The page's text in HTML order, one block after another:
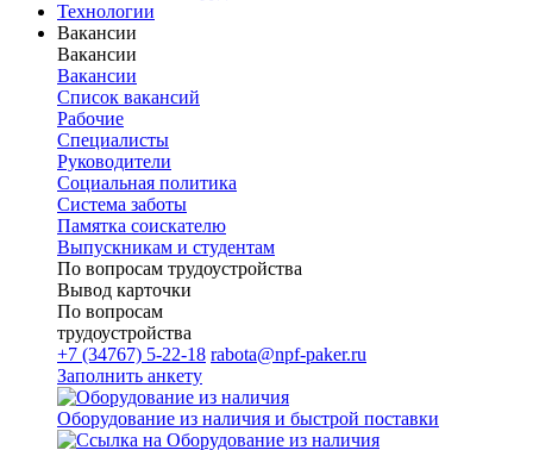
Технологии
Вакансии
Вакансии
Вакансии
Список вакансий
Рабочие
Специалисты
Руководители
Cоциальная политика
Система заботы
Памятка соискателю
Выпускникам и студентам
По вопросам трудоустройства
Вывод карточки
По вопросам
трудоустройства
+7 (34767) 5-22-18 rabota@npf-paker.ru
Заполнить анкету
Оборудование из наличия и быстрой поставки